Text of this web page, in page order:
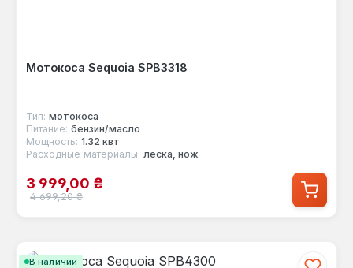
Мотокоса Sequoia SPB3318
Тип: мотокоса
Питание: бензин/масло
Мощность: 1.32 квт
Расходные материалы: леска, нож
Цена продажи:
3 999,00 ₴
Обычная цена:
4 699,20 ₴
В наличии